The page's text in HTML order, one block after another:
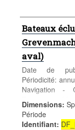
Bateaux
aval)
Date de
Périodicité:
Navigation -
Transports -
Dimensions:
Période
Identifiant: